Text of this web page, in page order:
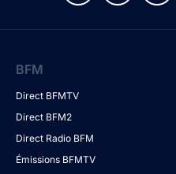
BFM
Direct BFMTV
Direct BFM2
Direct Radio BFM
Émissions BFMTV